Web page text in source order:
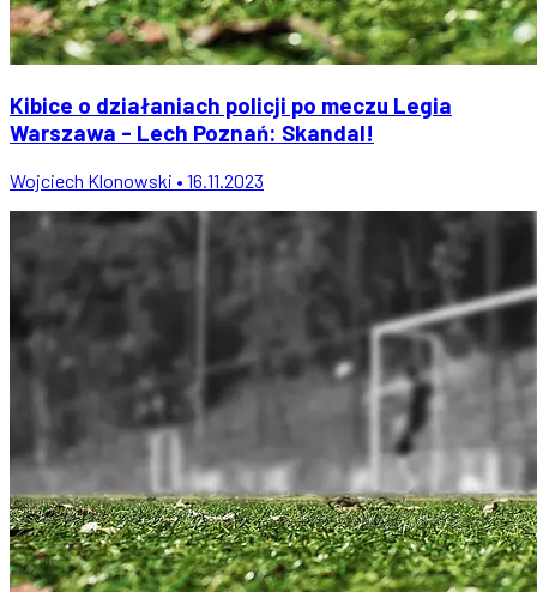
Kibice o działaniach policji po meczu Legia
Warszawa - Lech Poznań: Skandal!
Wojciech Klonowski • 16.11.2023